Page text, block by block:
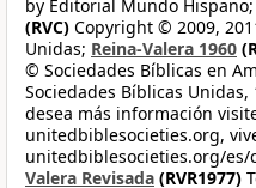
by Editorial Mundo Hispano;
(RVC) Copyright © 2009,
Unidas; Reina-Valera 1960
© Sociedades Bíblicas en
Sociedades Bíblicas
desea más información
unitedbiblesocieties.org,
unitedbiblesocieties.org/es/
Valera Revisada (RVR1977)